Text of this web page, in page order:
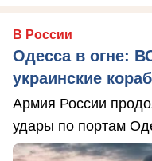
В России
Одесса в огне:
украинские
Армия России
удары по портам